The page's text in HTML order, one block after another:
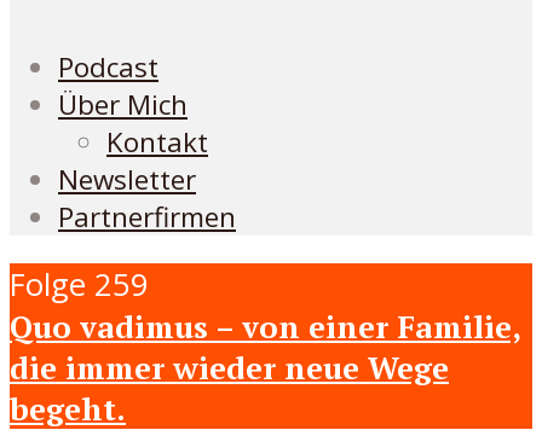
Podcast
Über Mich
Kontakt
Newsletter
Partnerfirmen
Folge 259
Quo vadimus – von einer Familie,
die immer wieder neue Wege
begeht.